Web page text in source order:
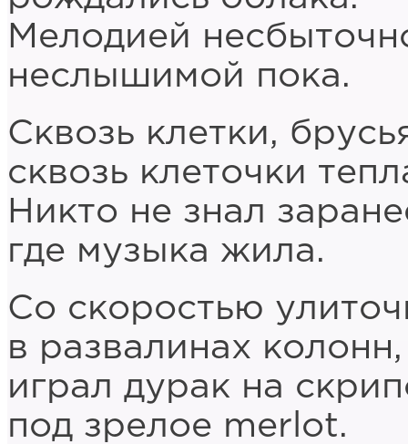
Мелодией
неслышимой пока.
Сквозь клетки,
сквозь клеточки
Никто не знал
где музыка жила.
Со скоростью
в развалинах колонн,
играл дурак на
под зрелое merlot.